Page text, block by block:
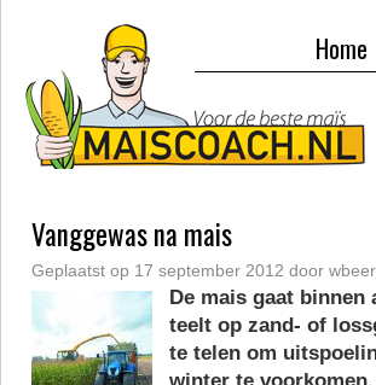
Home
Vanggewas na mais
Geplaatst op 17 september 2012 door
De mais gaat
teelt op zand- of
te telen om